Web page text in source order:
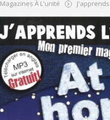
Magazines À L'unité